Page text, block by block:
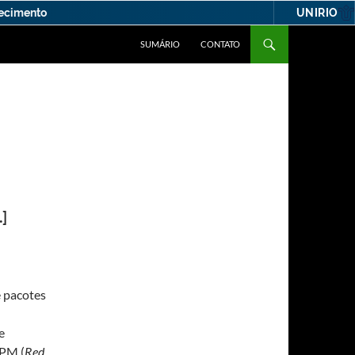
UNIRIO
SUMÁRIO CONTATO
pacotes
(Red